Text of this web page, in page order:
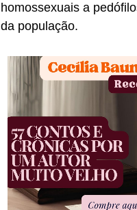
homossexuais a
da população.